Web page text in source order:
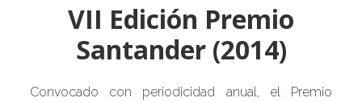
VII Edición Premio
Santander (2014)
Convocado con periodicidad anual, el Premio